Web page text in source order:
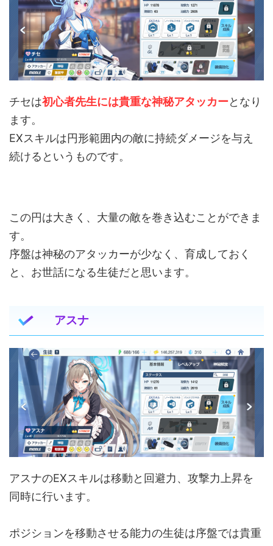
チセは初心者先生には貴重な神秘アタッカーとなり
ます。
EXスキルは円形範囲内の敵に持続ダメージを与え
続けるというものです。
この円は大きく、大量の敵を巻き込むことができま
す。
序盤は神秘のアタッカーが少なく、育成しておく
と、お世話になる生徒だと思います。
アスナ
アスナのEXスキルは移動と回避力、攻撃力上昇を
同時に行います。
ポジションを移動させる能力の生徒は序盤では貴重